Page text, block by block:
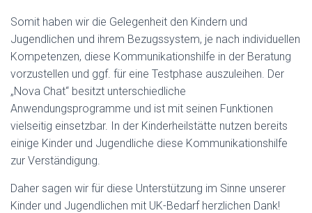
Somit haben wir die Gelegenheit den Kindern und
Jugendlichen und ihrem Bezugssystem, je nach individuellen
Kompetenzen, diese Kommunikationshilfe in der Beratung
vorzustellen und ggf. für eine Testphase auszuleihen. Der
„Nova Chat“ besitzt unterschiedliche
Anwendungsprogramme und ist mit seinen Funktionen
vielseitig einsetzbar. In der Kinderheilstätte nutzen bereits
einige Kinder und Jugendliche diese Kommunikationshilfe
zur Verständigung.
Daher sagen wir für diese Unterstützung im Sinne unserer
Kinder und Jugendlichen mit UK-Bedarf herzlichen Dank!